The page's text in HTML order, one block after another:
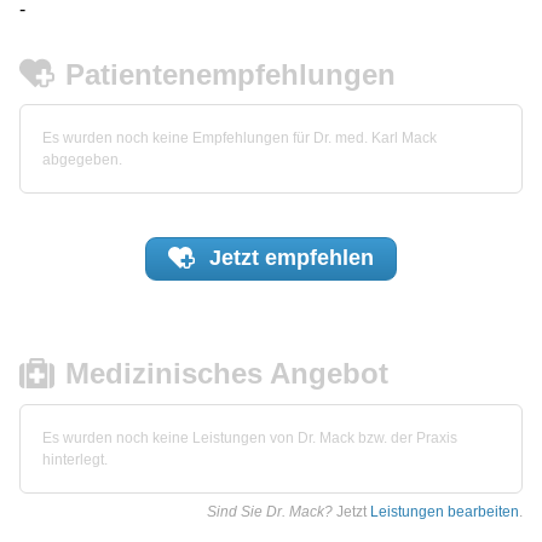
-
Patientenempfehlungen
Es wurden noch keine Empfehlungen für Dr. med. Karl Mack
abgegeben.
Jetzt empfehlen
Medizinisches Angebot
Es wurden noch keine Leistungen von Dr. Mack bzw. der Praxis
hinterlegt.
Sind Sie Dr. Mack? Jetzt Leistungen bearbeiten.